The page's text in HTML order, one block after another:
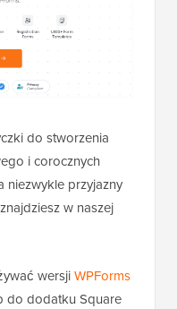
do stworzenia
i corocznych
niezwykle przyjazny
w naszej
wersjiWPForms
do dodatku Square